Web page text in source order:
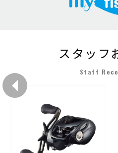
スタッフ
Staff